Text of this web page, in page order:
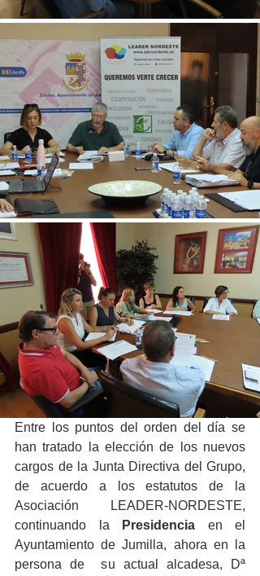
Entre los puntos del orden del día se
han tratado la elección de los nuevos
cargos de la Junta Directiva del Grupo,
de acuerdo a los estatutos de la
Asociación LEADER-NORDESTE,
continuando la
Presidencia en el
Ayuntamiento de Jumilla, ahora en la
persona de  su actual alcadesa, Dª